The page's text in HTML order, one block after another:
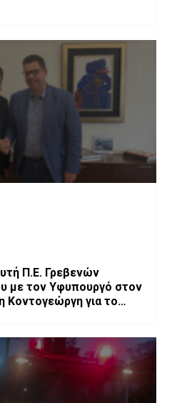
Π.Ε. Γρεβενών
με τον Υφυπουργό στον
για το